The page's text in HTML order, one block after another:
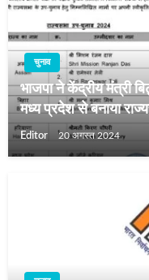
चुनाव
भाजपा ने केंद्रीय मंत्री
मध्य प्रदेश से बनाया
Editor 20 अगस्त 2024